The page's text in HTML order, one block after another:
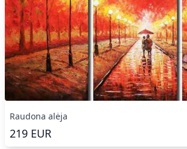
Raudona alėja
219 EUR